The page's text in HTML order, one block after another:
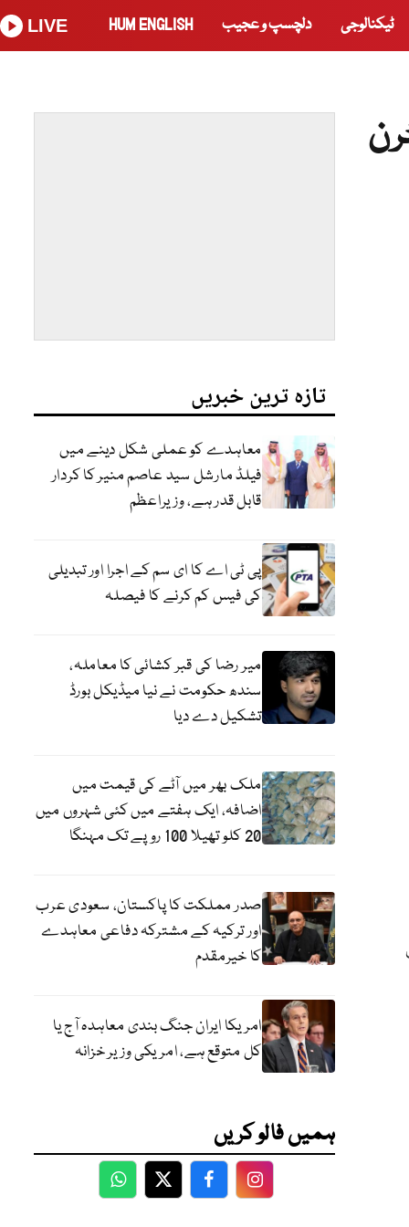
ٹیکنالوجی دلچسپ و عجیب HUM ENGLISH
LIVE
تازہ ترین خبریں
معاہدے کو عملی شکل دینے میں
فیلڈ مارشل سید عاصم منیر کا کردار
قابل قدر ہے، وزیراعظم
پی ٹی اے کا ای سم کے اجرا اور تبدیلی
کی فیس کم کرنے کا فیصلہ
میر رضا کی قبر کشائی کا معاملہ،
سندھ حکومت نے نیا میڈیکل بورڈ
تشکیل دے دیا
ملک بھر میں آٹے کی قیمت میں
اضافہ، ایک ہفتے میں کئی شہروں میں
20 کلو تھیلا 100 روپے تک مہنگا
صدر مملکت کا پاکستان، سعودی عرب
اور ترکیہ کے مشترکہ دفاعی معاہدے
کا خیرمقدم
امریکا ایران جنگ بندی معاہدہ آج یا
کل متوقع ہے، امریکی وزیر خزانہ
ہمیں فالو کریں
WhatsApp
TwitterFacebookFacebook